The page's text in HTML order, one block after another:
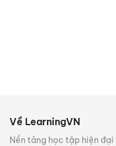
Về LearningVN
Nền tảng học tập hiện